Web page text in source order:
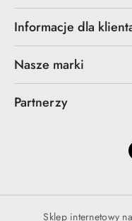
Informacje dla
Nasze marki
Partnerzy
Sklep internetowy